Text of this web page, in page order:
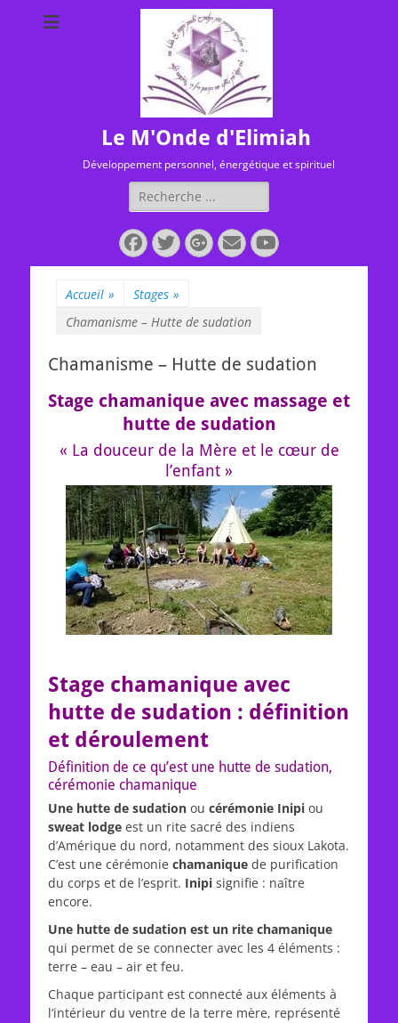
Le M'Onde d'Elimiah
Développement personnel, énergétique et spirituel
Rechercher :
Facebook
Twitter
Googleplus
E-
mail
YouTube
Accueil » Stages »
Chamanisme – Hutte de sudation
Chamanisme – Hutte de sudation
Stage chamanique avec massage et
hutte de sudation
« La douceur de la Mère et le cœur de
l’enfant »
Stage chamanique avec
hutte de sudation : définition
et déroulement
Définition de ce qu’est une hutte de sudation,
cérémonie chamanique
Une hutte de sudation ou cérémonie Inipi ou
sweat lodge est un rite sacré des indiens
d’Amérique du nord, notamment des sioux Lakota.
C’est une cérémonie chamanique de purification
du corps et de l’esprit. Inipi signifie : naître
encore.
Une hutte de sudation est un rite chamanique
qui permet de se connecter avec les 4 éléments :
terre – eau – air et feu.
Chaque participant est connecté aux éléments à
l’intérieur du ventre de la terre mère, représenté